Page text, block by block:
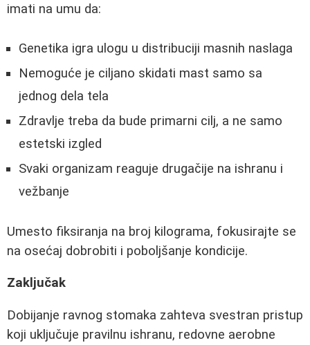
imati na umu da:
Genetika igra ulogu u distribuciji masnih naslaga
Nemoguće je ciljano skidati mast samo sa
jednog dela tela
Zdravlje treba da bude primarni cilj, a ne samo
estetski izgled
Svaki organizam reaguje drugačije na ishranu i
vežbanje
Umesto fiksiranja na broj kilograma, fokusirajte se
na osećaj dobrobiti i poboljšanje kondicije.
Zaključak
Dobijanje ravnog stomaka zahteva svestran pristup
koji uključuje pravilnu ishranu, redovne aerobne